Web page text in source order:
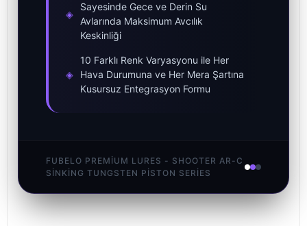
◈
Sayesinde Gece ve Derin Su
Avlarında Maksimum Avcılık
Keskinliği
◈
10 Farklı Renk Varyasyonu ile Her
Hava Durumuna ve Her Mera Şartına
Kusursuz Entegrasyon Formu
FUBELO PREMIUM LURES - SHOOTER AR-C
SINKING TUNGSTEN PISTON SERIES